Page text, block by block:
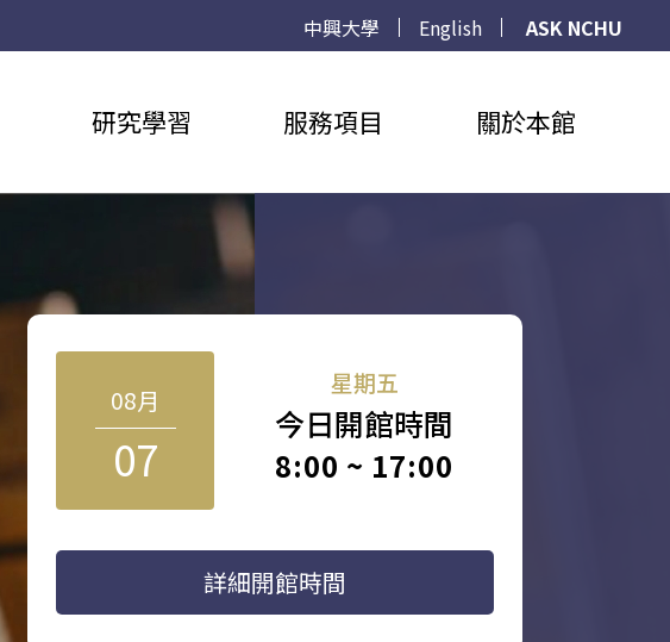
中興大學 English
ASK NCHU
研究學習 服務項目 關於本館
08月
07
星期五
今日開館時間
8:00 ~ 17:00
詳細開館時間